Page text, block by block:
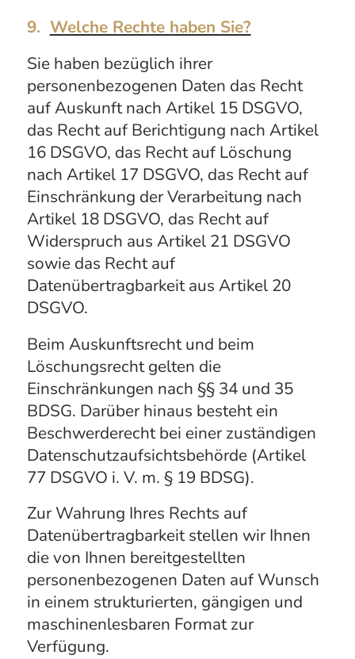
9. Welche Rechte haben Sie?
Sie haben bezüglich ihrer
personenbezogenen Daten das Recht
auf Auskunft nach Artikel 15 DSGVO,
das Recht auf Berichtigung nach Artikel
16 DSGVO, das Recht auf Löschung
nach Artikel 17 DSGVO, das Recht auf
Einschränkung der Verarbeitung nach
Artikel 18 DSGVO, das Recht auf
Widerspruch aus Artikel 21 DSGVO
sowie das Recht auf
Datenübertragbarkeit aus Artikel 20
DSGVO.
Beim Auskunftsrecht und beim
Löschungsrecht gelten die
Einschränkungen nach §§ 34 und 35
BDSG. Darüber hinaus besteht ein
Beschwerderecht bei einer zuständigen
Datenschutzaufsichtsbehörde (Artikel
77 DSGVO i. V. m. § 19 BDSG).
Zur Wahrung Ihres Rechts auf
Datenübertragbarkeit stellen wir Ihnen
die von Ihnen bereitgestellten
personenbezogenen Daten auf Wunsch
in einem strukturierten, gängigen und
maschinenlesbaren Format zur
Verfügung.